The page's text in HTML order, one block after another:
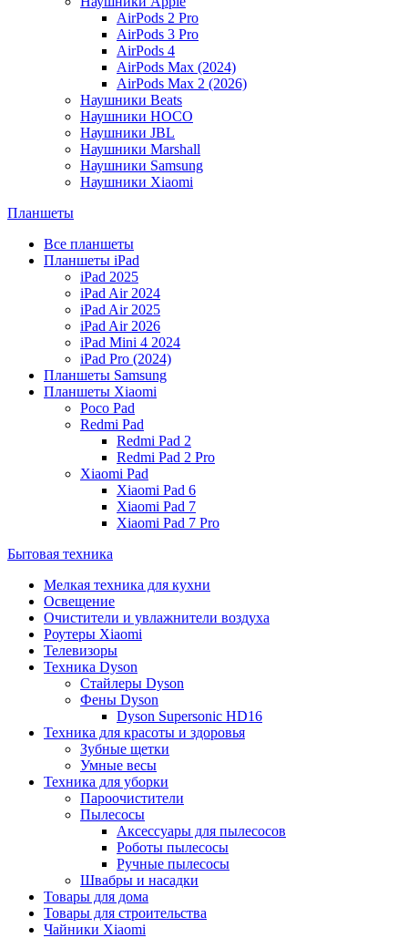
AirPods 2 Pro
AirPods 3 Pro
AirPods 4
AirPods Max (2024)
AirPods Max 2 (2026)
Наушники Beats
Наушники HOCO
Наушники JBL
Наушники Marshall
Наушники Samsung
Наушники Xiaomi
Планшеты
Все планшеты
Планшеты iPad
iPad 2025
iPad Air 2024
iPad Air 2025
iPad Air 2026
iPad Mini 4 2024
iPad Pro (2024)
Планшеты Samsung
Планшеты Xiaomi
Poco Pad
Redmi Pad
Redmi Pad 2
Redmi Pad 2 Pro
Xiaomi Pad
Xiaomi Pad 6
Xiaomi Pad 7
Xiaomi Pad 7 Pro
Бытовая техника
Мелкая техника для кухни
Освещение
Очистители и увлажнители воздуха
Роутеры Xiaomi
Телевизоры
Техника Dyson
Стайлеры Dyson
Фены Dyson
Dyson Supersonic HD16
Техника для красоты и здоровья
Зубные щетки
Умные весы
Техника для уборки
Пароочистители
Пылесосы
Аксессуары для пылесосов
Роботы пылесосы
Ручные пылесосы
Швабры и насадки
Товары для дома
Товары для строительства
Чайники Xiaomi